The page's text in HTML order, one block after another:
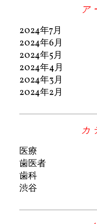
ア
2024年7月
2024年6月
2024年5月
2024年4月
2024年3月
2024年2月
カ
医療
歯医者
歯科
渋谷